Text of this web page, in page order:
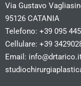
Via Gustavo
95126 CATANIA
Telefono: +39 095
Cellulare: +39
Email: